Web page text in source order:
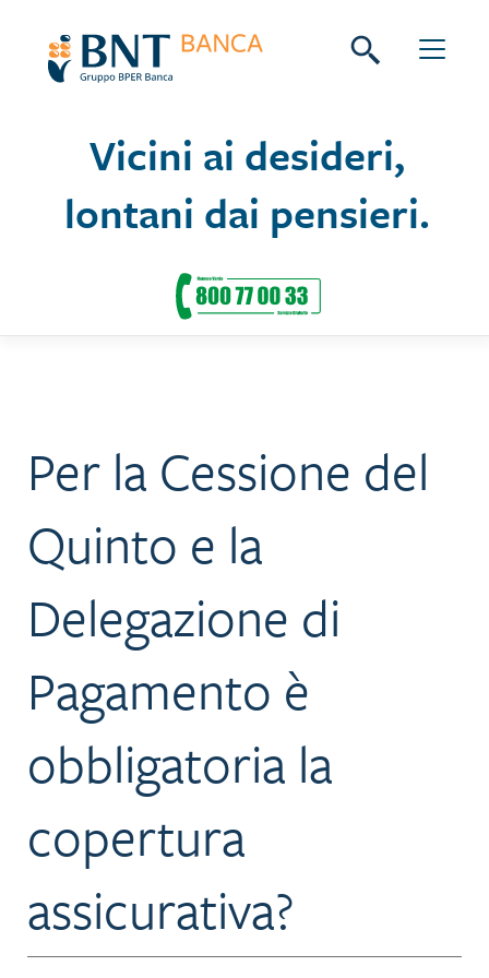
Vicini ai desideri,
lontani dai pensieri.
Seguici su:
Per la Cessione del
Quinto e la
Delegazione di
Pagamento è
obbligatoria la
copertura
assicurativa?